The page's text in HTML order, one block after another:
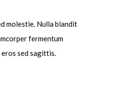
molestie. Nulla blandit
fermentum
sed sagittis.